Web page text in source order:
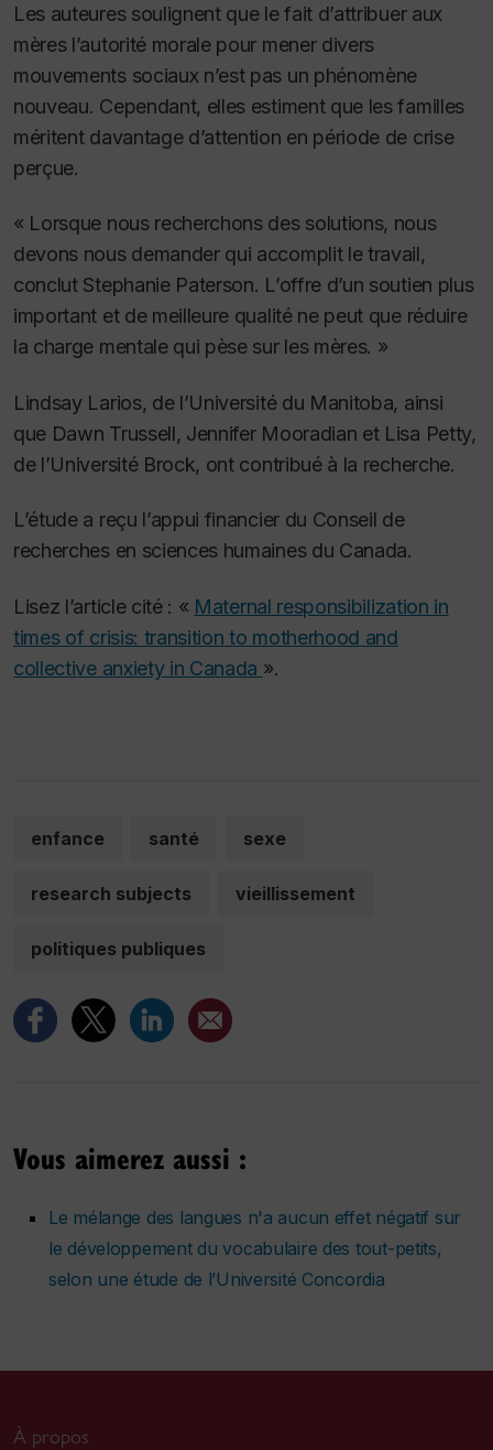
Les auteures soulignent que le fait d’attribuer aux
mères l’autorité morale pour mener divers
mouvements sociaux n’est pas un phénomène
nouveau. Cependant, elles estiment que les familles
méritent davantage d’attention en période de crise
perçue.
« Lorsque nous recherchons des solutions, nous
devons nous demander qui accomplit le travail,
conclut Stephanie Paterson. L’offre d’un soutien plus
important et de meilleure qualité ne peut que réduire
la charge mentale qui pèse sur les mères. »
Lindsay Larios, de l’Université du Manitoba, ainsi
que Dawn Trussell, Jennifer Mooradian et Lisa Petty,
de l’Université Brock, ont contribué à la recherche.
L’étude a reçu l’appui financier du Conseil de
recherches en sciences humaines du Canada.
Lisez l’article cité : « Maternal responsibilization in
times of crisis: transition to motherhood and
collective anxiety in Canada ».
enfance santé sexe
research subjects vieillissement
politiques publiques
Vous aimerez aussi :
Le mélange des langues n'a aucun effet négatif sur
le développement du vocabulaire des tout-petits,
selon une étude de l’Université Concordia
À propos